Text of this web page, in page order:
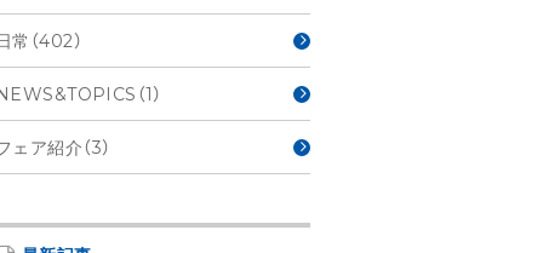
常（402）
（1）
ェア紹介（3）